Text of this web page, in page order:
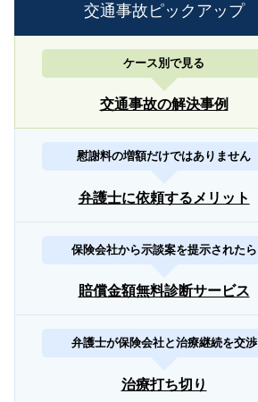
交通事故ピックアップ
ケース別で見る
交通事故の解決事例
慰謝料の増額だけではありません
弁護士に依頼するメリット
保険会社から示談案を提示されたら
賠償金額無料診断サービス
弁護士が保険会社と治療継続を交渉
治療打ち切り